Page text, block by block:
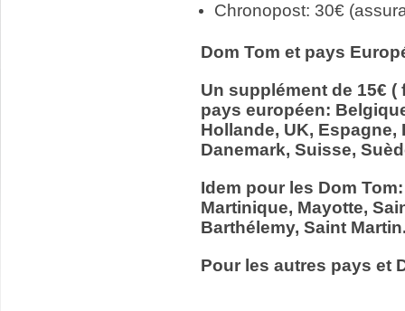
Chronopost: 30€
Dom Tom et pays
Un supplément de 15€
pays européen:
Hollande, UK,
Danemark, Suisse,
Idem pour les Dom
Martinique, Mayotte,
Barthélemy, Saint
Pour les autres pays et